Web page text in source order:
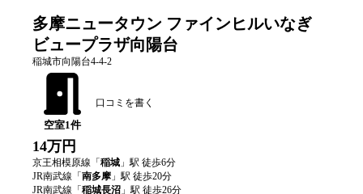
多摩ニュータウン ファインヒルいなぎ
ビュープラザ向陽台
稲城市向陽台4-4-2
空室1件
口コミを書く
14万円
京王相模原線 「 稲城 」駅 徒歩6分
JR南武線 「 南多摩 」駅 徒歩20分
JR南武線 「 稲城長沼 」駅 徒歩26分